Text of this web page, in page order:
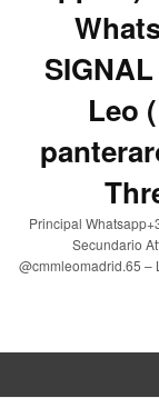
Leo
Principal
Secundario
@cmmleomadrid.65 –